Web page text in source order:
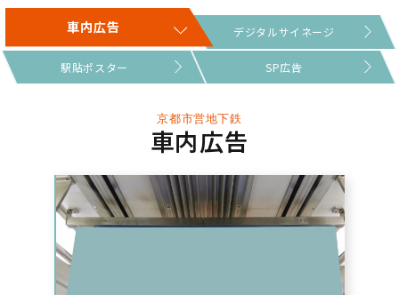
車内広告 デジタルサイネージ
駅貼ポスター SP広告
京都市営地下鉄
車内広告